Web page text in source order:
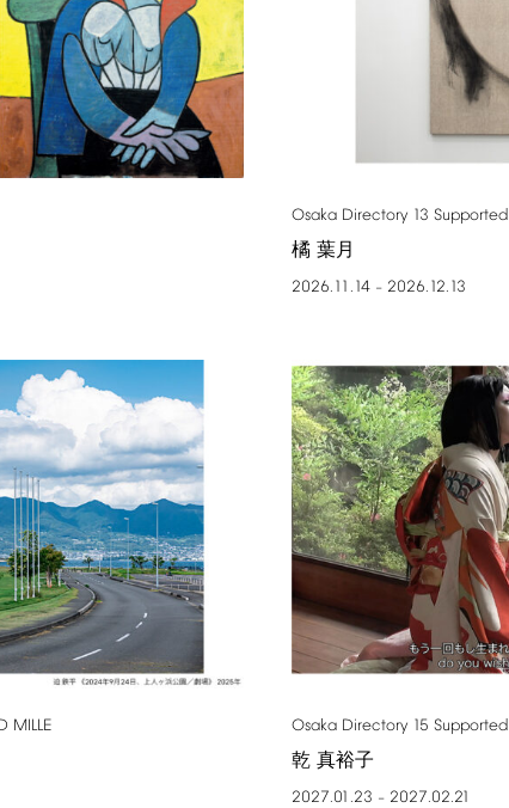
Osaka Directory 13 Supported
橘 葉月
2026.11.14 – 2026.12.13
MILLE Osaka Directory 15 Supported
乾 真裕子
2027.01.23 – 2027.02.21